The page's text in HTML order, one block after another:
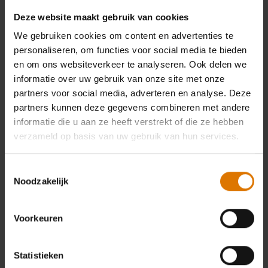
Deze website maakt gebruik van cookies
We gebruiken cookies om content en advertenties te
personaliseren, om functies voor social media te bieden
en om ons websiteverkeer te analyseren. Ook delen we
informatie over uw gebruik van onze site met onze
partners voor social media, adverteren en analyse. Deze
partners kunnen deze gegevens combineren met andere
informatie die u aan ze heeft verstrekt of die ze hebben
verzameld op basis van uw gebruik van hun services.
Noodzakelijk
Voorkeuren
Statistieken
KAN JE NIET BESLISSEN OVER EEN BARBECUE? KRIJG
UITGEBREID ADVIES VAN ONZE ERVAREN WEBER
DEALERS
Vind een winkel in je buurt